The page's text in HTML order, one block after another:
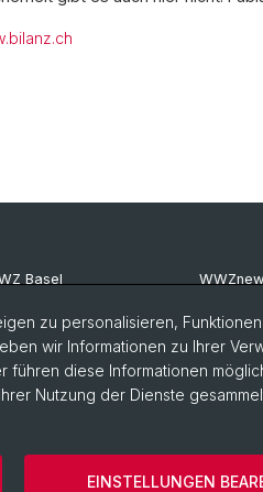
Basel
RealWWZ
zu personalisieren,
wir Informationen zu Ihrer
führen diese Informationen
Nutzung der Dienste
EINSTELLUNGEN